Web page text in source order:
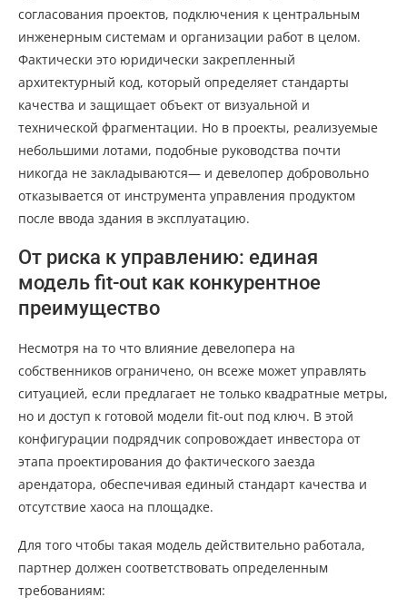
согласования проектов, подключения к центральным
инженерным системам и организации работ в целом.
Фактически это юридически закрепленный
архитектурный код, который определяет стандарты
качества и защищает объект от визуальной и
технической фрагментации. Но в проекты, реализуемые
небольшими лотами, подобные руководства почти
никогда не закладываются— и девелопер добровольно
отказывается от инструмента управления продуктом
после ввода здания в эксплуатацию.
От риска к управлению: единая
модель fit-out как конкурентное
преимущество
Несмотря на то что влияние девелопера на
собственников ограничено, он всеже может управлять
ситуацией, если предлагает не только квадратные метры,
но и доступ к готовой модели fit-out под ключ. В этой
конфигурации подрядчик сопровождает инвестора от
этапа проектирования до фактического заезда
арендатора, обеспечивая единый стандарт качества и
отсутствие хаоса на площадке.
Для того чтобы такая модель действительно работала,
партнер должен соответствовать определенным
требованиям: